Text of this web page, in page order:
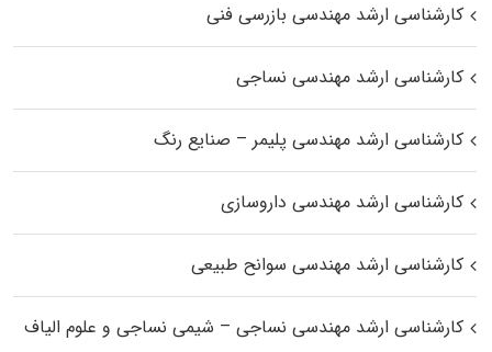
کارشناسی ارشد مهندسی بازرسی فنی
کارشناسی ارشد مهندسی نساجی
کارشناسی ارشد مهندسی پلیمر – صنایع رنگ
کارشناسی ارشد مهندسی داروسازی
کارشناسی ارشد مهندسی سوانح طبیعی
کارشناسی ارشد مهندسی نساجی – شیمی نساجی و علوم الیاف